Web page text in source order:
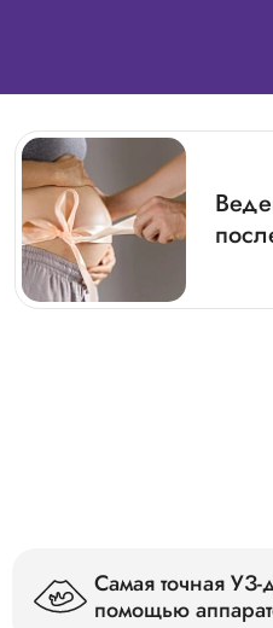
Самая точная УЗ-
помощью